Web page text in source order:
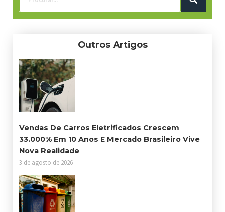
Outros Artigos
Vendas De Carros Eletrificados Crescem
33.000% Em 10 Anos E Mercado Brasileiro Vive
Nova Realidade
3 de agosto de 2026